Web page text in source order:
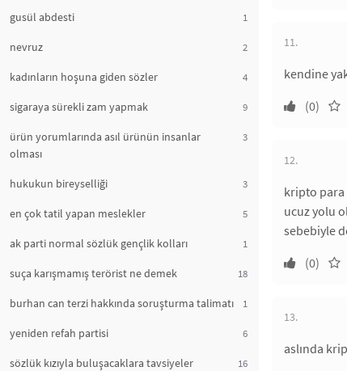
gusül abdesti 1
nevruz 2
kadınların hoşuna giden sözler 4
sigaraya sürekli zam yapmak 9
ürün yorumlarında asıl ürünün insanlar
olması
3
hukukun bireyselliği 3
en çok tatil yapan meslekler 5
ak parti normal sözlük gençlik kolları 1
suça karışmamış terörist ne demek 18
burhan can terzi hakkında soruşturma talimatı 1
yeniden refah partisi 6
sözlük kızıyla buluşacaklara tavsiyeler 16
11.
kendine
(0)
12.
kripto para
ucuz yolu
sebebiyle
(0)
13.
aslında